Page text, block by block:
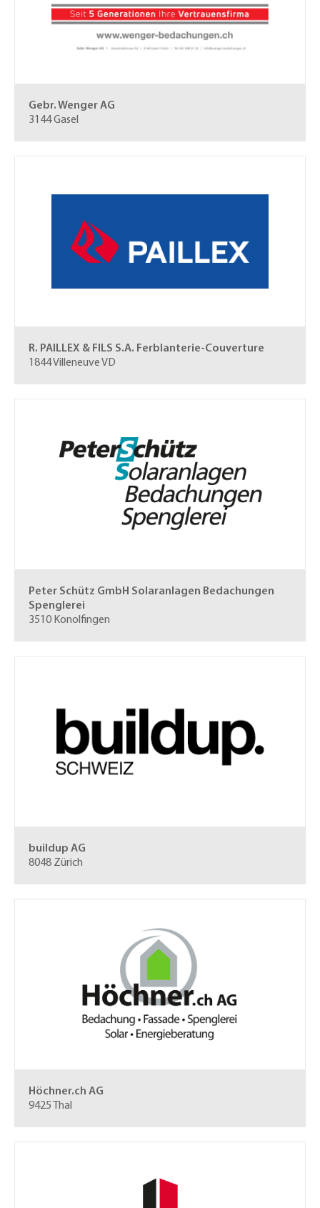
Gebr. Wenger AG
3144 Gasel
R. PAILLEX & FILS S.A. Ferblanterie-Couverture
1844 Villeneuve VD
Peter Schütz GmbH Solaranlagen Bedachungen
Spenglerei
3510 Konolfingen
buildup AG
8048 Zürich
Höchner.ch AG
9425 Thal